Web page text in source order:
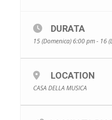
Attraverso costumi di carta
Marchetto con The Living
spettacolo che è una vera
personaggi italiani e
DURATA
15 (Domenica) 6:00 pm - 16
LOCATION
CASA DELLA MUSICA